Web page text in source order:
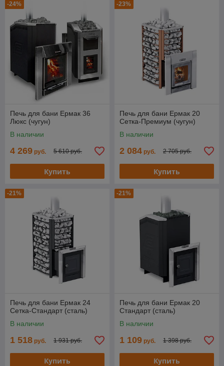
-24%
Печь для бани Ермак 36
Люкс (чугун)
В наличии
4 269 руб. 5 610 руб.
Купить
-23%
Печь для бани Ермак 20
Сетка-Премиум (чугун)
В наличии
2 084 руб. 2 705 руб.
Купить
-21%
Печь для бани Ермак 24
Сетка-Стандарт (сталь)
В наличии
1 518 руб. 1 931 руб.
Купить
-21%
Печь для бани Ермак 20
Стандарт (сталь)
В наличии
1 109 руб. 1 398 руб.
Купить